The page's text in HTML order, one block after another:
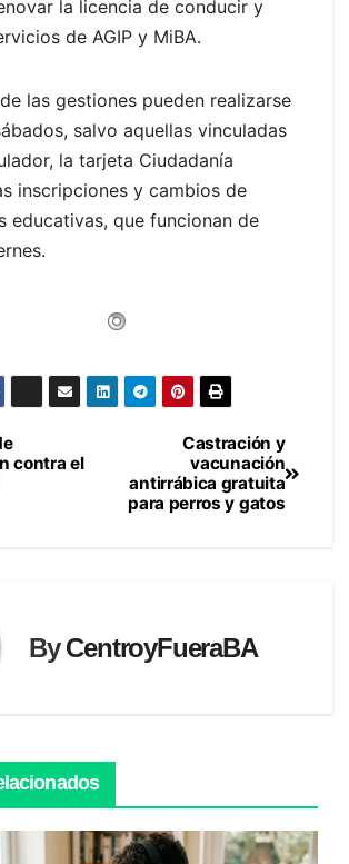
la licencia de conducir y
de AGIP y MiBA.
las gestiones pueden realizarse
salvo aquellas vinculadas
la tarjeta Ciudadanía
inscripciones y cambios de
educativas, que funcionan de
Castración y
vacunación
antirrábica gratuita
para perros y gatos
contra el
ByCentroyFueraBA